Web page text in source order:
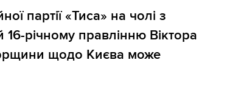
партії «Тиса» на чолі з
річному правлінню Віктора
щодо Києва може